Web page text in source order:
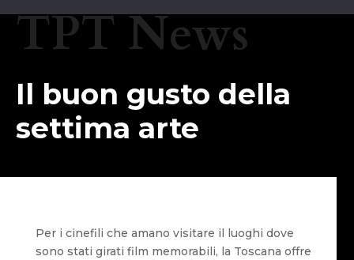
TPT News
Il buon gusto della
settima arte
Per i cinefili che amano visitare il luoghi dove
sono stati girati film memorabili, la Toscana offre